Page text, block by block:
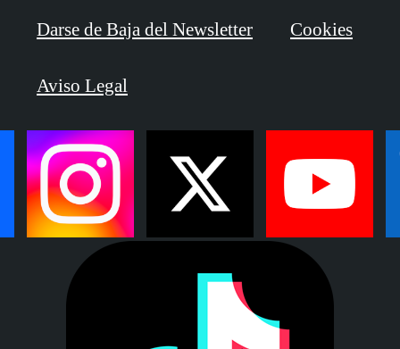
Darse de Baja del Newsletter Cookies
Aviso Legal